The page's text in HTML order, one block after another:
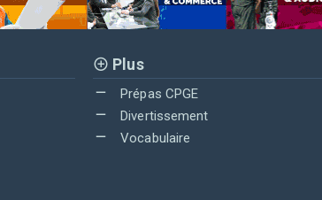
Plus
Prépas CPGE
Divertissement
Vocabulaire